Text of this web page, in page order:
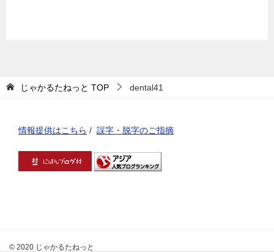
じゃかるたねっと TOP dental41
情報提供はこちら / 誤字・脱字のご指摘
© 2020 じゃかるたねっと